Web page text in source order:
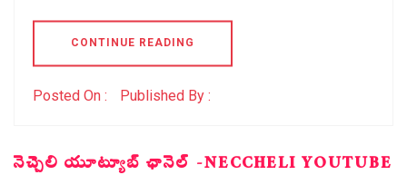
CONTINUE READING
Posted On : Published By :
నెచ్చెలి యూట్యూబ్ ఛానెల్ -NECCHELI YOUTUBE